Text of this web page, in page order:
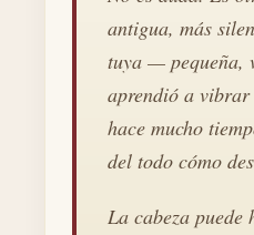
antigua, más
tuya — pequeña,
aprendió a vibrar
hace mucho
del todo cómo
La cabeza